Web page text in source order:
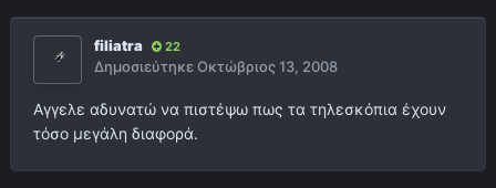
filiatra 22
ΔημοσιεύτηκεΟκτώβριος 13, 2008
Αγγελε αδυνατώ να πιστέψω πως τα τηλεσκόπια έχουν
τόσο μεγάλη διαφορά.